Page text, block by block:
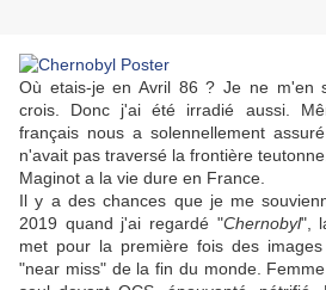
Où etais-je en Avril 86 ? Je ne m'en
crois. Donc j'ai été irradié aussi.
français nous a solennellement
n'avait pas traversé la frontière
Maginot a la vie dure en France.
Il y a des chances que je me
2019 quand j'ai regardé "Chernobyl",
met pour la première fois des
"near miss" de la fin du monde.